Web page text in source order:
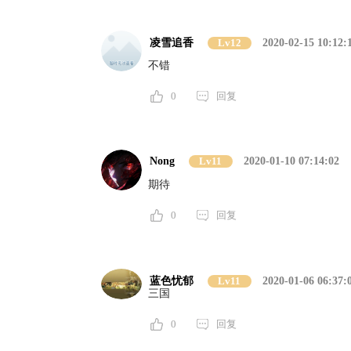
凌雪追香 Lv12
2020-02-15
不错
0 回复
Nong Lv11
2020-01-10 07:14:02
期待
0 回复
蓝色忧郁 Lv11
2020-01-06
三国
0 回复